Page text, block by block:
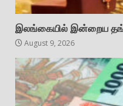
இலங்கையில் இன்றைய
August 9, 2026